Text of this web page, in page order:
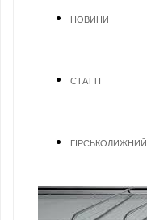
НОВИНИ
СТАТТІ
ГІРСЬКОЛИЖНИЙ